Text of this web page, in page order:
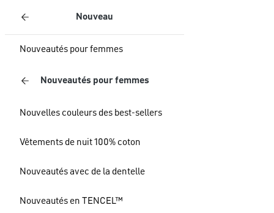
Nouveau
Nouveautés pour femmes
Nouveautés pour femmes
Nouvelles couleurs des best-sellers
Vêtements de nuit 100% coton
Nouveautés avec de la dentelle
Nouveautés en TENCEL™